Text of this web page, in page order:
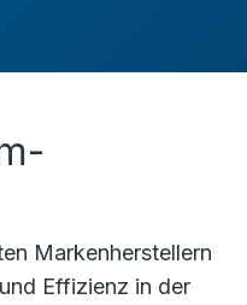
Markenherstellern
Effizienz in der